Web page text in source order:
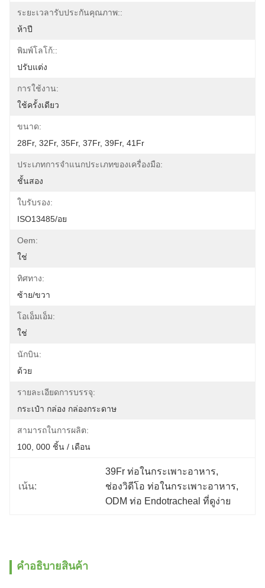
ระยะเวลารับประกันคุณภาพ::
ห้าปี
พิมพ์โลโก้::
ปรับแต่ง
การใช้งาน:
ใช้ครั้งเดียว
ขนาด:
28Fr, 32Fr, 35Fr, 37Fr, 39Fr, 41Fr
ประเภทการจำแนกประเภทของเครื่องมือ:
ชั้นสอง
ใบรับรอง:
ISO13485/อย
Oem:
ใช่
ทิศทาง:
ซ้าย/ขวา
โอเอ็มเอ็ม:
ใช่
นักบิน:
ด้วย
รายละเอียดการบรรจุ:
กระเป๋า กล่อง กล่องกระดาษ
สามารถในการผลิต:
100, 000 ชิ้น / เดือน
เน้น:
39Fr ท่อในกระเพาะอาหาร,
ช่องวิดีโอ ท่อในกระเพาะอาหาร,
ODM ท่อ Endotracheal ที่ดูง่าย
คําอธิบายสินค้า